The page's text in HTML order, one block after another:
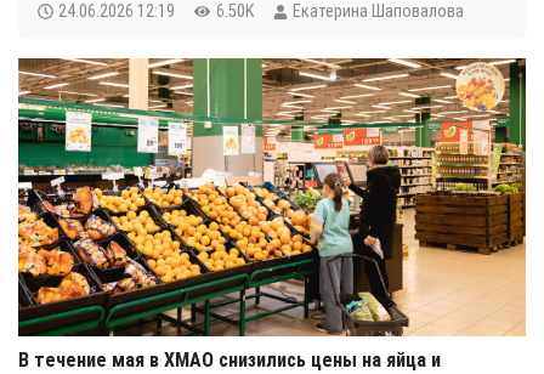
24.06.2026 12:19 6.50K Екатерина Шаповалова
В течение мая в ХМАО снизились цены на яйца и